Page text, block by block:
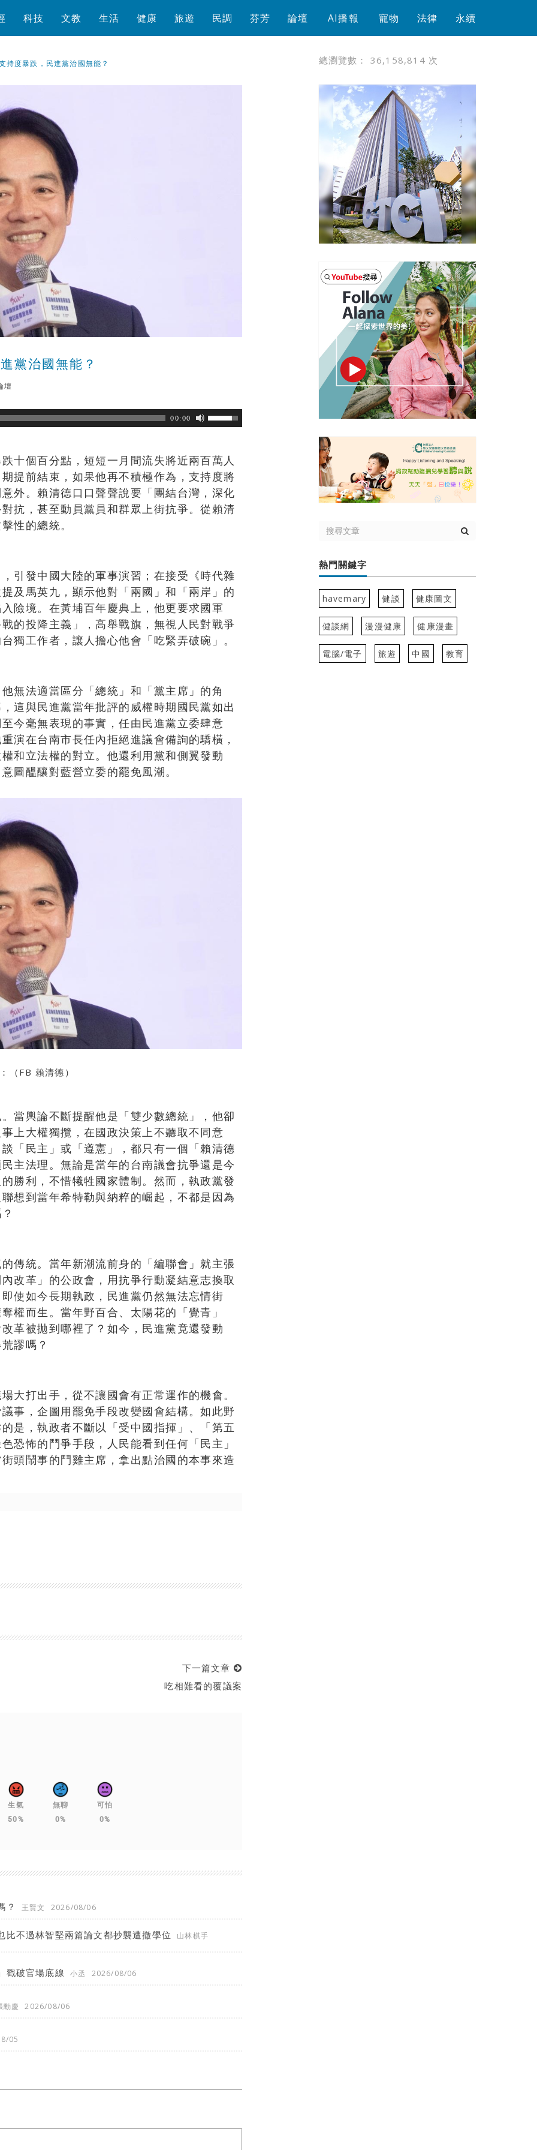
科技 文教 生活 健康 旅遊 民調 芬芳 論壇 AI播報 寵物 法律 永續
持度暴跌，民進黨治國無能？
黨治國無能？
壇
00:00
十個百分點，短短一月間流失將近兩百萬人
提前結束，如果他再不積極作為，支持度將
外。賴清德口口聲聲說要「團結台灣，深化
抗，甚至動員黨員和群眾上街抗爭。從賴清
性的總統。
引發中國大陸的軍事演習；在接受《時代雜
及馬英九，顯示他對「兩國」和「兩岸」的
險境。在黃埔百年慶典上，他更要求國軍
的投降主義」，高舉戰旗，無視人民對戰爭
獨工作者，讓人擔心他會「吃緊弄破碗」。
無法適當區分「總統」和「黨主席」的角
這與民進黨當年批評的威權時期國民黨如出
今毫無表現的事實，任由民進黨立委肆意
演在台南市長任內拒絕進議會備詢的驕橫，
和立法權的對立。他還利用黨和側翼發動
圖醞釀對藍營立委的罷免風潮。
（FB 賴清德 ）
當輿論不斷提醒他是「雙少數總統」，他卻
上大權獨攬，在國政決策上不聽取不同意
「民主」或「遵憲」，都只有一個「賴清德
主法理。無論是當年的台南議會抗爭還是今
勝利，不惜犧牲國家體制。然而，執政黨發
想到當年希特勒與納粹的崛起，不都是因為
傳統。當年新潮流前身的「編聯會」就主張
改革」的公政會，用抗爭行動凝結意志換取
使如今長期執政，民進黨仍然無法忘情街
權而生。當年野百合、太陽花的「覺青」
革被拋到哪裡了？如今，民進黨竟還發動
謬嗎？
大打出手，從不讓國會有正常運作的機會。
事，企圖用罷免手段改變國會結構。如此野
是，執政者不斷以「受中國指揮」、「第五
恐怖的鬥爭手段，人民能看到任何「民主」
頭鬧事的鬥雞主席，拿出點治國的本事來造
下一篇文章
吃相難看的覆議案
生氣
50%
無聊
0%
可怕
0%
？ 王賢文 2026/08/06
不過林智堅兩篇論文都抄襲遭撤學位 山林棋手
戳破官場底線 小丞 2026/08/06
勳慶 2026/08/06
05
總瀏覽數： 36,158,814 次
熱門關鍵字
havemary 健談 健康圖文
健談網 漫漫健康 健康漫畫
電腦/電子 旅遊 中國 教育